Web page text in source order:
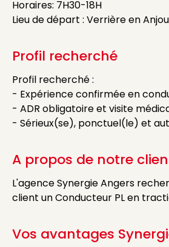
Horaires: 7H30-18H
Lieu de départ : Verrière en
Profil recherché
Profil recherché :
- Expérience confirmée en
- ADR obligatoire et visite
- Sérieux(se), ponctuel(le) et
A propos de notre
L'agence Synergie Angers
client un Conducteur PL en
Vos avantages